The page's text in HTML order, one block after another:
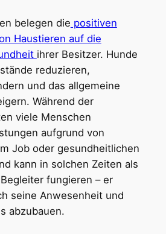
belegen die positiven
Haustieren auf die
ihrer Besitzer. Hunde
reduzieren,
und das allgemeine
Während der
viele Menschen
aufgrund von
Job oder gesundheitlichen
kann in solchen Zeiten als
fungieren – er
seine Anwesenheit und
abzubauen.